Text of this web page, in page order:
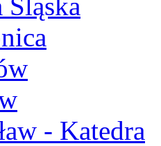
- Katedra